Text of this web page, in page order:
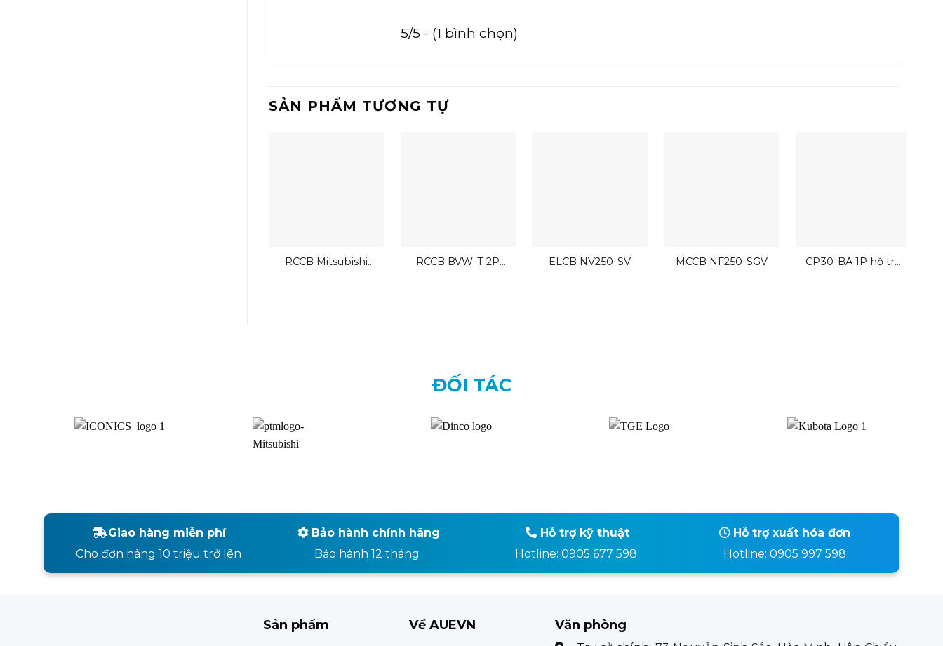
5/5 - (1 bình chọn)
SẢN PHẨM TƯƠNG TỰ
RCCB Mitsubishi
RCCB BVW-T 2P
ELCB NV250-SV MCCB NF250-SGV
CP30-BA 1P hỗ trợ
ĐỐI TÁC
Giao hàng miễn phí
Cho đơn hàng 10 triệu trở lên
Bảo hành chính hãng
Bảo hành 12 tháng
Hỗ trợ kỹ thuật
Hotline: 0905 677 598
Hỗ trợ xuất hóa đơn
Hotline: 0905 997 598
Sản phẩm Về AUEVN Văn phòng